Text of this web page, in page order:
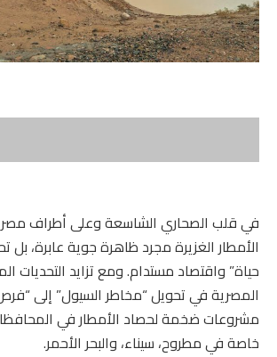
في قلب الصحاري الشاسعة وعلى أطراف مصر
الأمطار الغزيرة مجرد ظاهرة جوية عابرة، بل
حياة” واقتصاد مستدام. ومع تزايد التحديات
المصرية في تحويل “مخاطر السيول” إلى “فرص
مشروعات ضخمة لحصاد الأمطار في
خاصة في مطروح، سيناء، والبحر الأحمر.